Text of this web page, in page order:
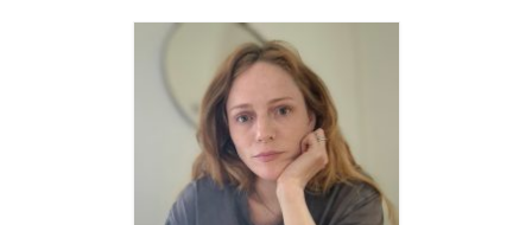
Queda’t amb nosaltres